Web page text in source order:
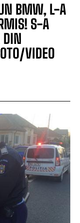
BMW, L-A
S-A
DIN
VIDEO